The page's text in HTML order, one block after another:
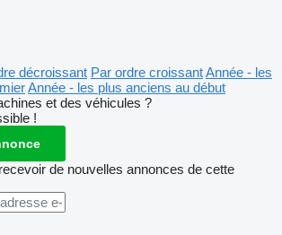
décroissant Par ordre croissantAnnée - les
Année - les plus anciens au début
et des véhicules ?
!
de nouvelles annonces de cette